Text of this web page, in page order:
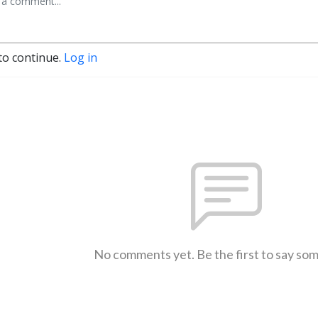
continue. Log in
No comments yet. Be the first to say